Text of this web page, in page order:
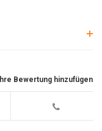
Ihre Bewertung hinzufügen